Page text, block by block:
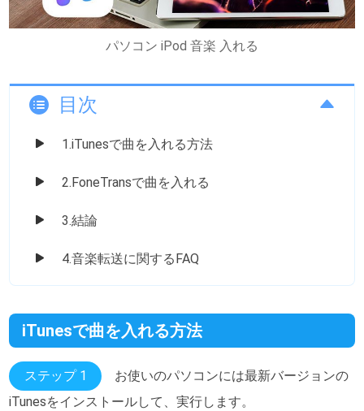
パソコン iPod 音楽 入れる
目次
1.iTunesで曲を入れる方法
2.FoneTransで曲を入れる
3.結論
4.音楽転送に関するFAQ
iTunesで曲を入れる方法
ステップ 1
お使いのパソコンには最新バージョンの
iTunesをインストールして、実行します。